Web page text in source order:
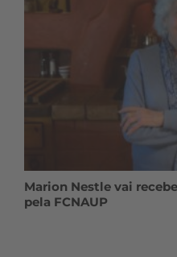
Marion Nestle vai
pela FCNAUP